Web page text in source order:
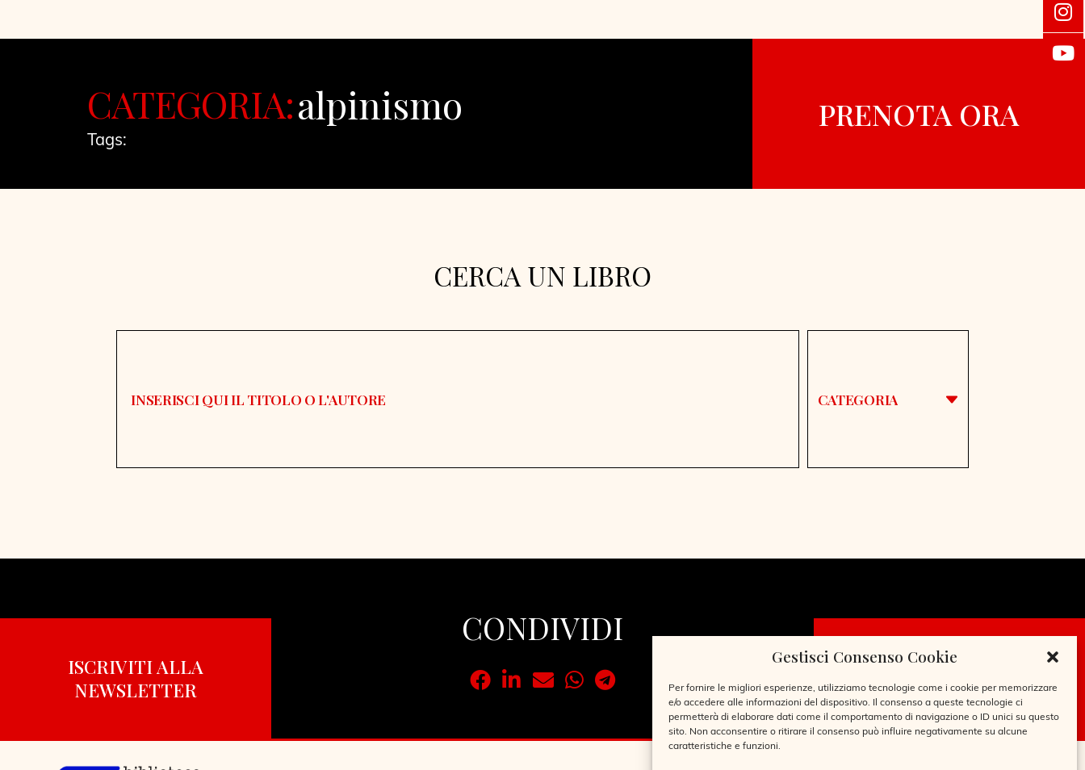
Gestisci Consenso Cookie
Per fornire le migliori esperienze, utilizziamo tecnologie come i cookie per memorizzare
e/o accedere alle informazioni del dispositivo. Il consenso a queste tecnologie ci
permetterà di elaborare dati come il comportamento di navigazione o ID unici su questo
sito. Non acconsentire o ritirare il consenso può influire negativamente su alcune
caratteristiche e funzioni.
CATEGORIA:alpinismo
Tags:
PRENOTA ORA
CERCA UN LIBRO
CATEGORIA
CONDIVIDI
ISCRIVITI ALLA
NEWSLETTER
CHIEDI LA
TESSERA